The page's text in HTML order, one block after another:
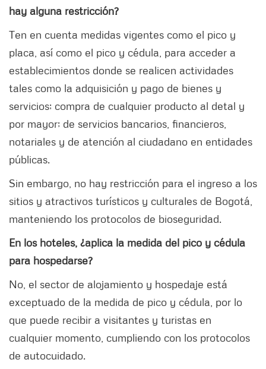
hay alguna restricción?
Ten en cuenta medidas vigentes como el pico y
placa, así como el pico y cédula, para acceder a
establecimientos donde se realicen actividades
tales como la adquisición y pago de bienes y
servicios; compra de cualquier producto al detal y
por mayor; de servicios bancarios, financieros,
notariales y de atención al ciudadano en entidades
públicas.
Sin embargo, no hay restricción para el ingreso a los
sitios y atractivos turísticos y culturales de Bogotá,
manteniendo los protocolos de bioseguridad.
En los hoteles, ¿aplica la medida del pico y cédula
para hospedarse?
No, el sector de alojamiento y hospedaje está
exceptuado de la medida de pico y cédula, por lo
que puede recibir a visitantes y turistas en
cualquier momento, cumpliendo con los protocolos
de autocuidado.